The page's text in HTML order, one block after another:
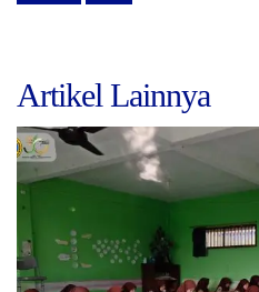
Artikel Lainnya